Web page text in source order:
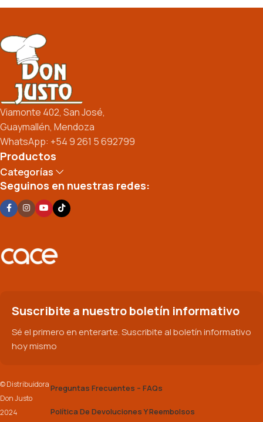
Viamonte 402, San José,
Guaymallén, Mendoza
WhatsApp: +54 9 261 5 692799
Productos
Categorías
Seguinos en nuestras redes:
Suscribite a nuestro boletín informativo
Sé el primero en enterarte. Suscribite al boletín informativo
hoy mismo
© Distribuidora
Don Justo
2024
Preguntas Frecuentes – FAQs
Política De Devoluciones Y Reembolsos